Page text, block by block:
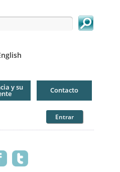
y su Contacto
Entrar